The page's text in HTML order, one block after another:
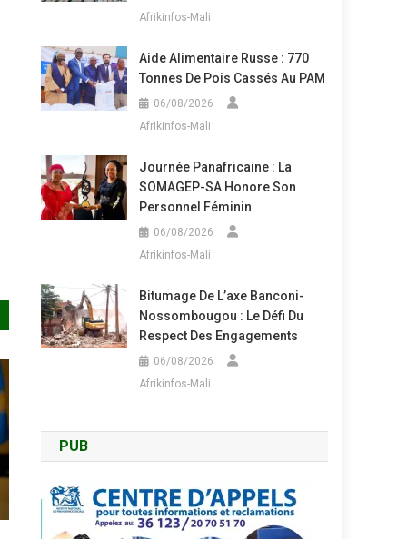
Afrikinfos-Mali
Aide Alimentaire Russe : 770
Tonnes De Pois Cassés Au PAM
06/08/2026
Afrikinfos-Mali
Journée Panafricaine : La
SOMAGEP-SA Honore Son
Personnel Féminin
06/08/2026
Afrikinfos-Mali
Bitumage De L’axe Banconi-
Nossombougou : Le Défi Du
Respect Des Engagements
06/08/2026
Afrikinfos-Mali
PUB